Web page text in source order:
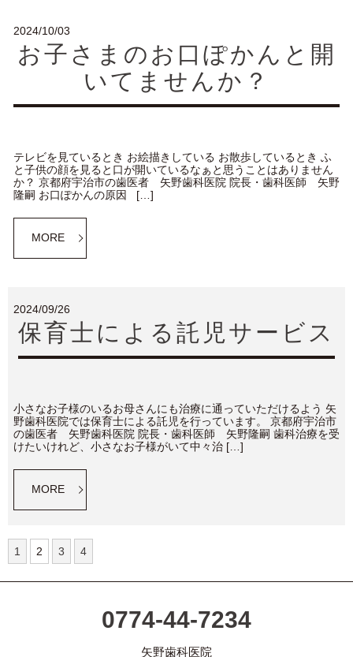
2024/10/03
お子さまのお口ぽかんと開
いてませんか？
テレビを見ているとき お絵描きしている お散歩しているとき ふ
と子供の顔を見ると口が開いているなぁと思うことはありません
か？ 京都府宇治市の歯医者 矢野歯科医院 院長・歯科医師 矢野
隆嗣 お口ぽかんの原因 […]
MORE
2024/09/26
保育士による託児サービス
小さなお子様のいるお母さんにも治療に通っていただけるよう 矢
野歯科医院では保育士による託児を行っています。 京都府宇治市
の歯医者 矢野歯科医院 院長・歯科医師 矢野隆嗣 歯科治療を受
けたいけれど、小さなお子様がいて中々治 […]
MORE
1 2 3 4
0774-44-7234
矢野歯科医院